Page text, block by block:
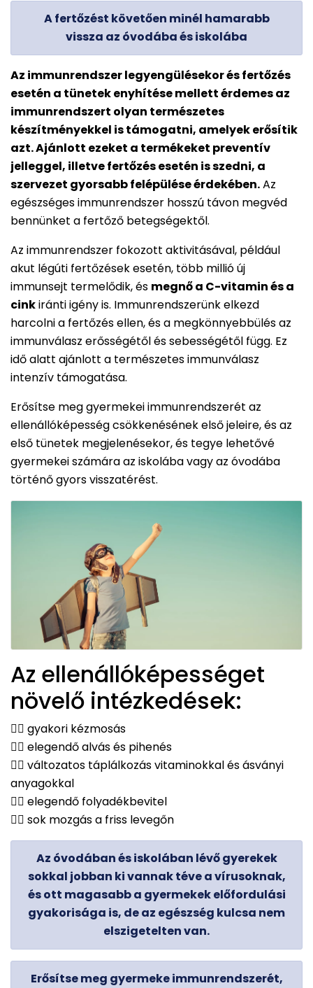
A fertőzést követően minél hamarabb
vissza az óvodába és iskolába
Az immunrendszer legyengülésekor és fertőzés
esetén a tünetek enyhítése mellett érdemes az
immunrendszert olyan természetes
készítményekkel is támogatni, amelyek erősítik
azt. Ajánlott ezeket a termékeket preventív
jelleggel, illetve fertőzés esetén is szedni, a
szervezet gyorsabb felépülése érdekében.Az
egészséges immunrendszer hosszú távon megvéd
bennünket a fertőző betegségektől.
Az immunrendszer fokozott aktivitásával, például
akut légúti fertőzések esetén, több millió új
immunsejt termelődik, és megnő a C-vitamin és a
cinkiránti igény is. Immunrendszerünk elkezd
harcolni a fertőzés ellen, és a megkönnyebbülés az
immunválasz erősségétől és sebességétől függ. Ez
idő alatt ajánlott a természetes immunválasz
intenzív támogatása.
Erősítse meg gyermekei immunrendszerét az
ellenállóképesség csökkenésének első jeleire, és az
első tünetek megjelenésekor, és tegye lehetővé
gyermekei számára az iskolába vagy az óvodába
történő gyors visszatérést.
Az ellenállóképességet
növelő intézkedések:
👉🏻 gyakori kézmosás
👉🏻 elegendő alvás és pihenés
👉🏻 változatos táplálkozás vitaminokkal és ásványi
anyagokkal
👉🏻 elegendő folyadékbevitel
👉🏻 sok mozgás a friss levegőn
Az óvodában és iskolában lévő gyerekek
sokkal jobban ki vannak téve a vírusoknak,
és ott magasabb a gyermekek előfordulási
gyakorisága is, de az egészség kulcsa nem
elszigetelten van.
Erősítse meg gyermeke immunrendszerét,